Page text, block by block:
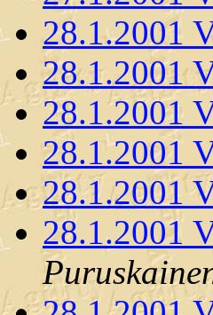
28.1.2001
28.1.2001
28.1.2001
28.1.2001
28.1.2001
28.1.2001